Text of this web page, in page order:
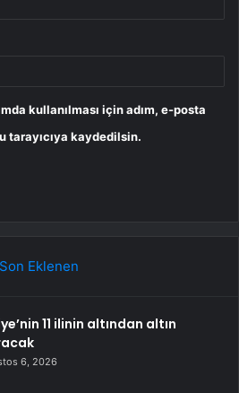
kullanılması için adım, e-posta
tarayıcıya kaydedilsin.
Son Eklenen
11 ilinin altından altın
6, 2026